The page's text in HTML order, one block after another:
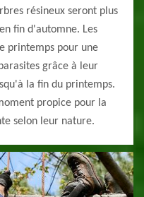
résineux seront plus
fin d'automne. Les
printemps pour une
grâce à leur
la fin du printemps.
propice pour la
selon leur nature.